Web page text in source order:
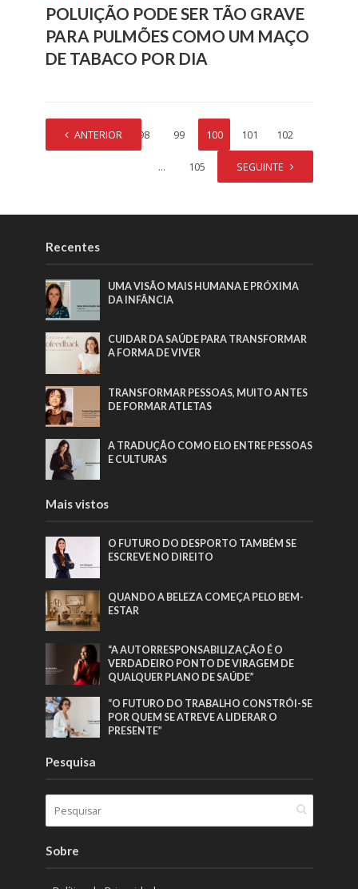
POLUIÇÃO PODE SER TÃO GRAVE
PARA PULMÕES COMO UM MAÇO
DE TABACO POR DIA
ANTERIOR
1 … 98 99 100 101 102
… 105 SEGUINTE
Recentes
UMA VISÃO MAIS HUMANA E PRÓXIMA
DA INFÂNCIA
CUIDAR DA SAÚDE PARA TRANSFORMAR
A FORMA DE VIVER
TRANSFORMAR PESSOAS, MUITO ANTES
DE FORMAR ATLETAS
A TRADUÇÃO COMO ELO ENTRE PESSOAS
E CULTURAS
Mais vistos
O FUTURO DO DESPORTO TAMBÉM SE
ESCREVE NO DIREITO
QUANDO A BELEZA COMEÇA PELO BEM-
ESTAR
“A AUTORRESPONSABILIZAÇÃO É O
VERDADEIRO PONTO DE VIRAGEM DE
QUALQUER PLANO DE SAÚDE”
“O FUTURO DO TRABALHO CONSTRÓI-SE
POR QUEM SE ATREVE A LIDERAR O
PRESENTE”
Pesquisa
Sobre